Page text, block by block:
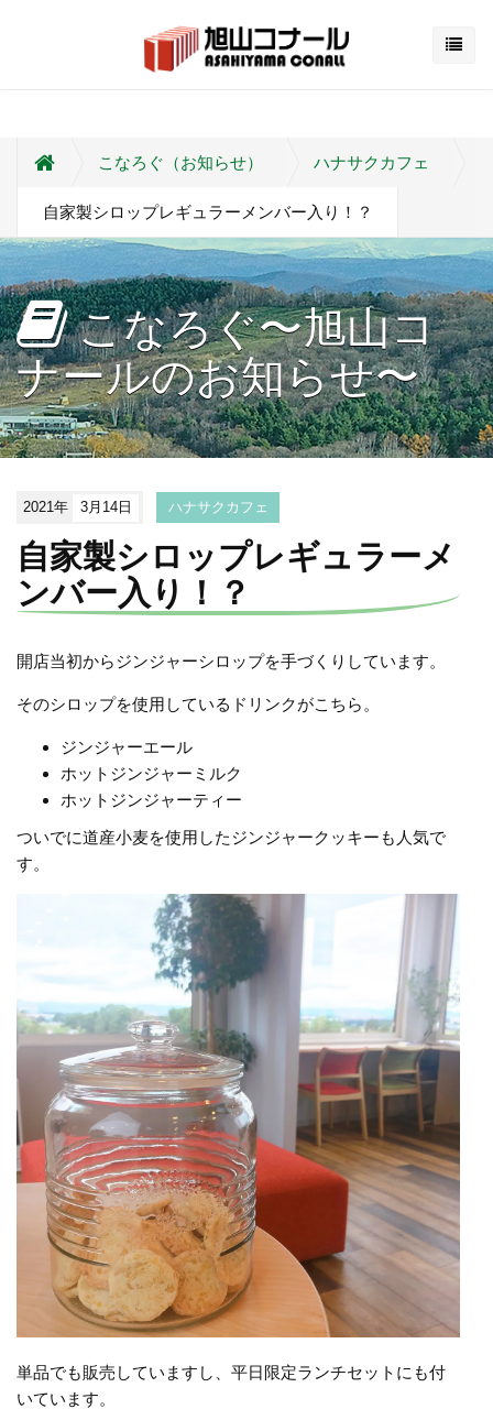
こなろぐ（お知らせ） ハナサクカフェ
自家製シロップレギュラーメンバー入り！？
こなろぐ〜旭山コ
ナールのお知らせ〜
2021年 3月14日 ハナサクカフェ
自家製シロップレギュラーメ
ンバー入り！？
開店当初からジンジャーシロップを手づくりしています。
そのシロップを使用しているドリンクがこちら。
ジンジャーエール
ホットジンジャーミルク
ホットジンジャーティー
ついでに道産小麦を使用したジンジャークッキーも人気で
す。
単品でも販売していますし、平日限定ランチセットにも付
いています。